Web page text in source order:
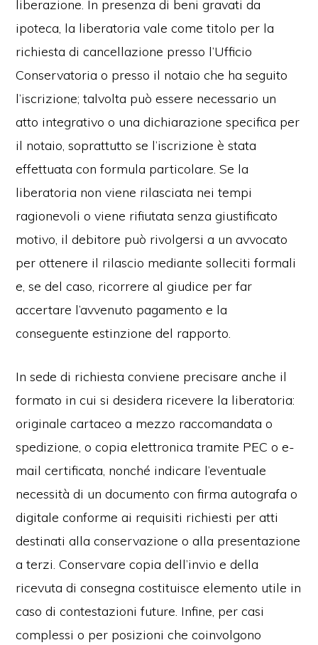
liberazione. In presenza di beni gravati da
ipoteca, la liberatoria vale come titolo per la
richiesta di cancellazione presso l’Ufficio
Conservatoria o presso il notaio che ha seguito
l’iscrizione; talvolta può essere necessario un
atto integrativo o una dichiarazione specifica per
il notaio, soprattutto se l’iscrizione è stata
effettuata con formula particolare. Se la
liberatoria non viene rilasciata nei tempi
ragionevoli o viene rifiutata senza giustificato
motivo, il debitore può rivolgersi a un avvocato
per ottenere il rilascio mediante solleciti formali
e, se del caso, ricorrere al giudice per far
accertare l’avvenuto pagamento e la
conseguente estinzione del rapporto.
In sede di richiesta conviene precisare anche il
formato in cui si desidera ricevere la liberatoria:
originale cartaceo a mezzo raccomandata o
spedizione, o copia elettronica tramite PEC o e-
mail certificata, nonché indicare l’eventuale
necessità di un documento con firma autografa o
digitale conforme ai requisiti richiesti per atti
destinati alla conservazione o alla presentazione
a terzi. Conservare copia dell’invio e della
ricevuta di consegna costituisce elemento utile in
caso di contestazioni future. Infine, per casi
complessi o per posizioni che coinvolgono